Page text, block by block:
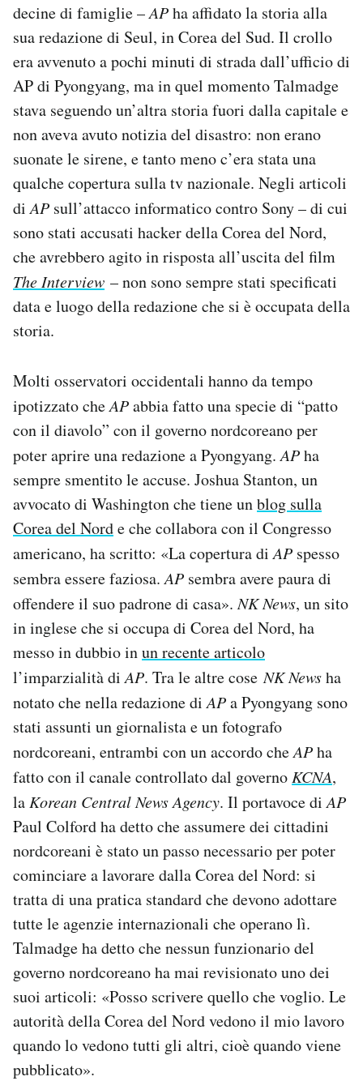
decine di famiglie –APha affidato la storia alla
sua redazione di Seul, in Corea del Sud. Il crollo
era avvenuto a pochi minuti di strada dall’ufficio di
AP di Pyongyang, ma in quel momento Talmadge
stava seguendo un’altra storia fuori dalla capitale e
non aveva avuto notizia del disastro: non erano
suonate le sirene, e tanto meno c’era stata una
qualche copertura sulla tv nazionale. Negli articoli
diAP sull’attacco informatico contro Sony – di cui
sono stati accusati hacker della Corea del Nord,
che avrebbero agito in risposta all’uscita del film
The Interview – non sono sempre stati specificati
data e luogo della redazione che si è occupata della
storia.
Molti osservatori occidentali hanno da tempo
ipotizzato cheAPabbia fatto una specie di “patto
con il diavolo” con il governo nordcoreano per
poter aprire una redazione a Pyongyang.APha
sempre smentito le accuse. Joshua Stanton, un
avvocato di Washington che tiene unblog sulla
Corea del Norde che collabora con il Congresso
americano, ha scritto: «La copertura diAP spesso
sembra essere faziosa.AP sembra avere paura di
offendere il suo padrone di casa».NK News, un sito
in inglese che si occupa di Corea del Nord, ha
messo in dubbio inun recente articolo
l’imparzialità diAP. Tra le altre coseNK Newsha
notato che nella redazione diAPa Pyongyang sono
stati assunti un giornalista e un fotografo
nordcoreani, entrambi con un accordo cheAPha
fatto con il canale controllato dal governo KCNA,
la Korean Central News Agency. Il portavoce diAP
Paul Colford ha detto che assumere dei cittadini
nordcoreani è stato un passo necessario per poter
cominciare a lavorare dalla Corea del Nord: si
tratta di una pratica standard che devono adottare
tutte le agenzie internazionali che operano lì.
Talmadge ha detto che nessun funzionario del
governo nordcoreano ha mai revisionato uno dei
suoi articoli: «Posso scrivere quello che voglio. Le
autorità della Corea del Nord vedono il mio lavoro
quando lo vedono tutti gli altri, cioè quando viene
pubblicato».